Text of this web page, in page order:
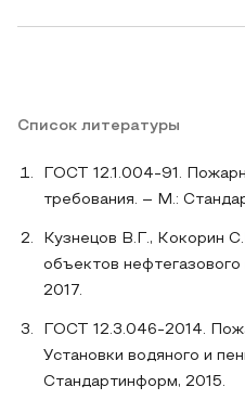
Список литературы
ГОСТ 12.1.004-91.
требования. – М.:
Кузнецов В.Г., Кокорин
объектов
2017.
ГОСТ 12.3.046-2014.
Установки водяного и
Стандартинформ, 2015.